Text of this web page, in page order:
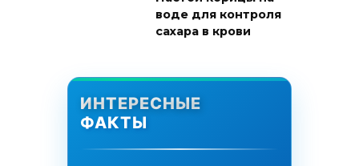
воде для контроля
сахара в крови
ИНТЕРЕСНЫЕ
ФАКТЫ